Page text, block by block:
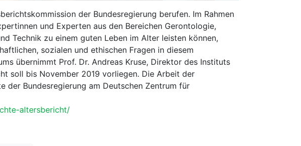
der Bundesregierung berufen. Im Rahmen
und Experten aus den Bereichen Gerontologie,
Technik zu einem guten Leben im Alter leisten können,
sozialen und ethischen Fragen in diesem
übernimmt Prof. Dr. Andreas Kruse, Direktor des Instituts
soll bis November 2019 vorliegen. Die Arbeit der
Bundesregierung am Deutschen Zentrum für
altersbericht/